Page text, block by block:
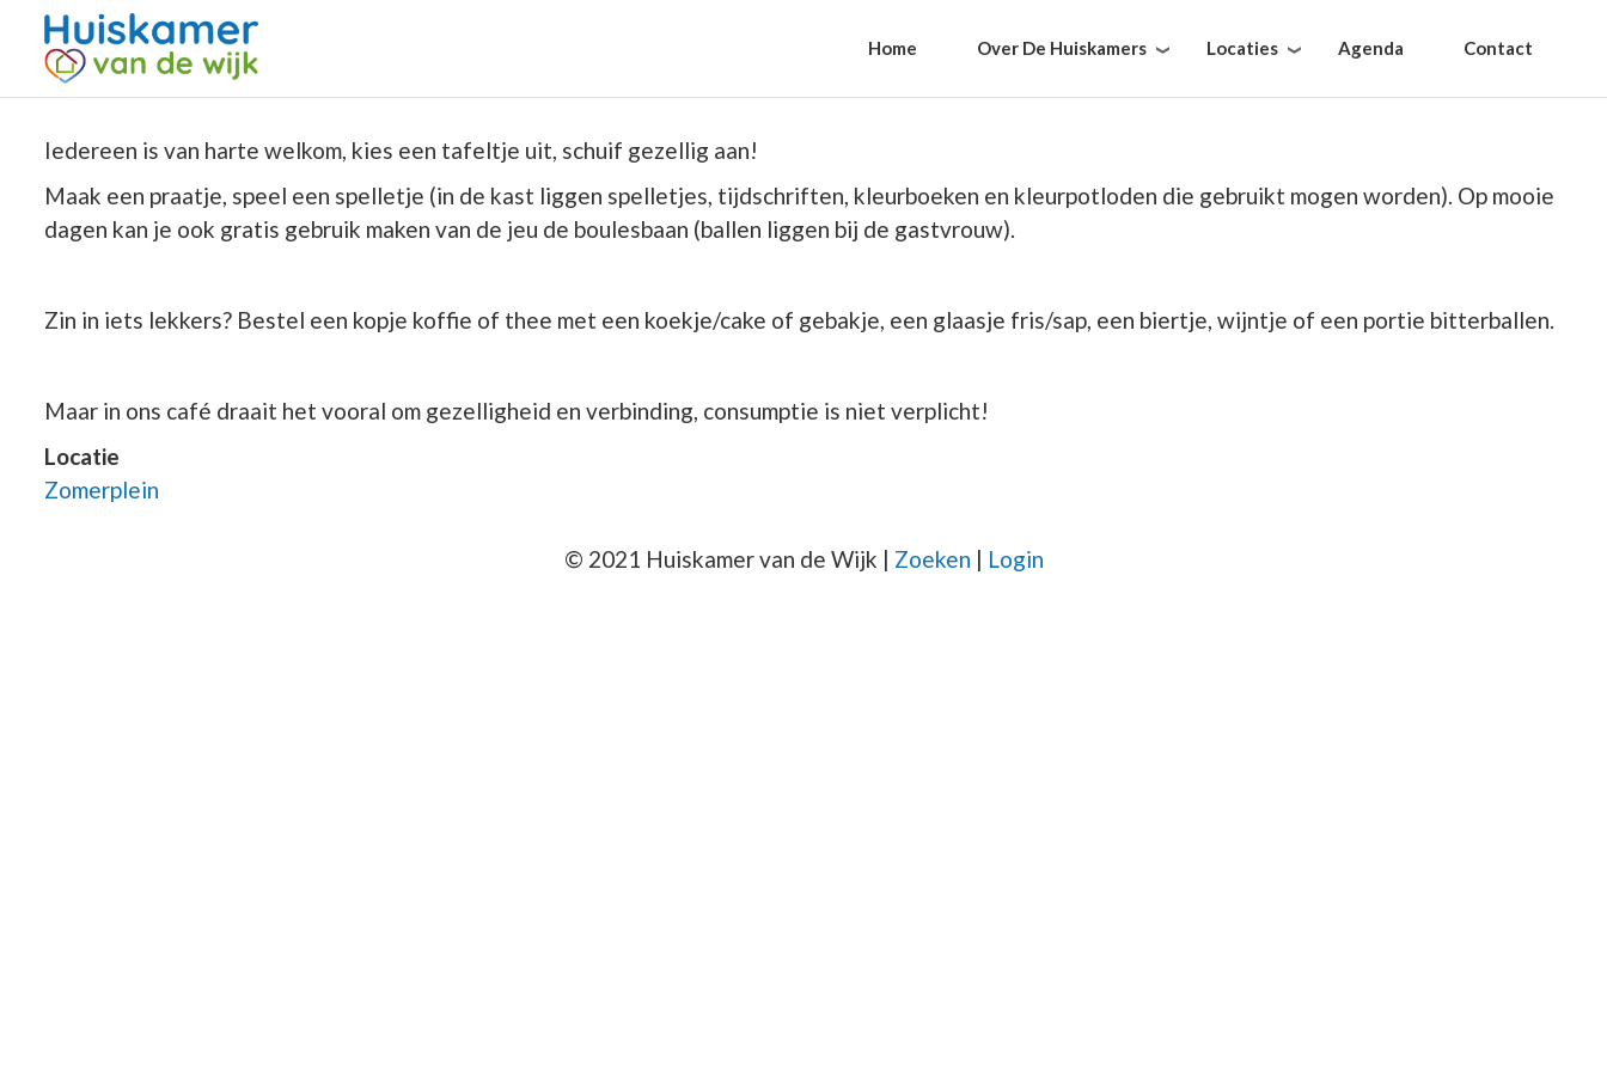
Home Over De Huiskamers Locaties Agenda Contact
Iedereen is van harte welkom, kies een tafeltje uit, schuif gezellig aan!
Maak een praatje, speel een spelletje (in de kast liggen spelletjes, tijdschriften, kleurboeken en kleurpotloden die gebruikt mogen worden). Op mooie
dagen kan je ook gratis gebruik maken van de jeu de boulesbaan (ballen liggen bij de gastvrouw).
Zin in iets lekkers? Bestel een kopje koffie of thee met een koekje/cake of gebakje, een glaasje fris/sap, een biertje, wijntje of een portie bitterballen.
Maar in ons café draait het vooral om gezelligheid en verbinding, consumptie is niet verplicht!
Locatie
Zomerplein
© 2021 Huiskamer van de Wijk | Zoeken | Login